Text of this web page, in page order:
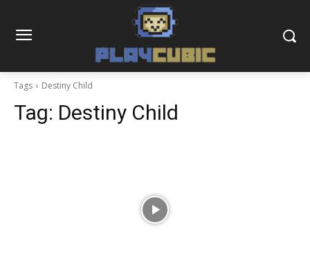
Tags Destiny Child
Tag: Destiny Child